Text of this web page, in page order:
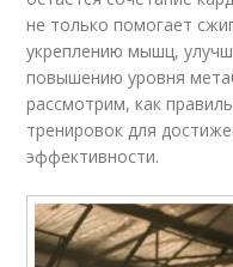
не только помогает
укреплению мышц,
повышению уровня
рассмотрим, как
тренировок для
эффективности.